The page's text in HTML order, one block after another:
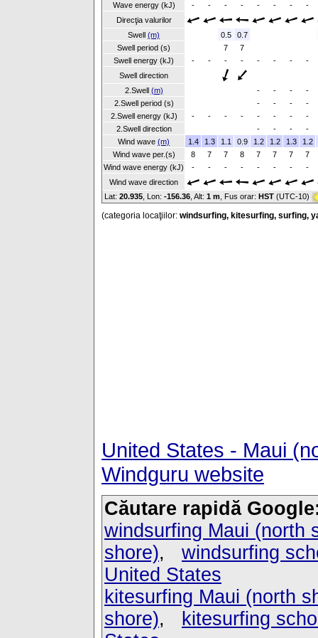
Wave energy (kJ)
- - - - - - -
-
Direcţia valurilor
Swell (m) 0.5
0.7
Swell period (s)
7
7
Swell energy (kJ)
- - - - - - -
-
Swell direction
2.Swell (m) - - -
-
2.Swell period (s)
- - -
-
2.Swell energy (kJ)
- - - - - - -
-
2.Swell direction
- - -
-
Wind wave (m) 1.4 1.3 1.1 0.9 1.2 1.2 1.3
1.2
Wind wave per.(s)
8 7 7 8 7 7 7
7
Wind wave energy (kJ)
- - - - - - -
-
Wind wave direction
Lat: 20.935 , Lon: -156.36 Alt: 1 m , Fus orar: HST (UTC-10)
(categoria locaţiilor: windsurfing, kitesurfing, surfing,
United States - Maui
Windguru website
Căutare rapidă
windsurfing Maui (north
shore), windsurfing
United States
kitesurfing Maui (north
shore),
kitesurfing